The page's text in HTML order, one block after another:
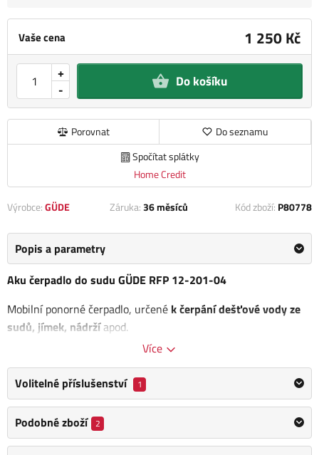
Vaše cena 1 250 Kč
-
+ Do košíku
Porovnat
Do seznamu
Spočítat splátky
Home Credit
Výrobce:GÜDE Záruka:36 měsíců Kód zboží: P80778
Popis a parametry
Aku čerpadlo do sudu GÜDE RFP 12-201-04
Mobilní ponorné čerpadlo, určené k čerpání dešťové vody ze
sudů, jímek, nádržíapod.
Přečerpávání srážkové vody do kropicích konví vč.
pomocí uzavíracího ventilu, přímé zavlažování trávníku nebo
záhonů připojením zahradní hadice.
Li-Ionakumulátor 12 V bez paměťového efektu
minimálním samovolným vybíjením a dlouhou životností.
Více
Volitelné příslušenství 1
Podobné zboží 2